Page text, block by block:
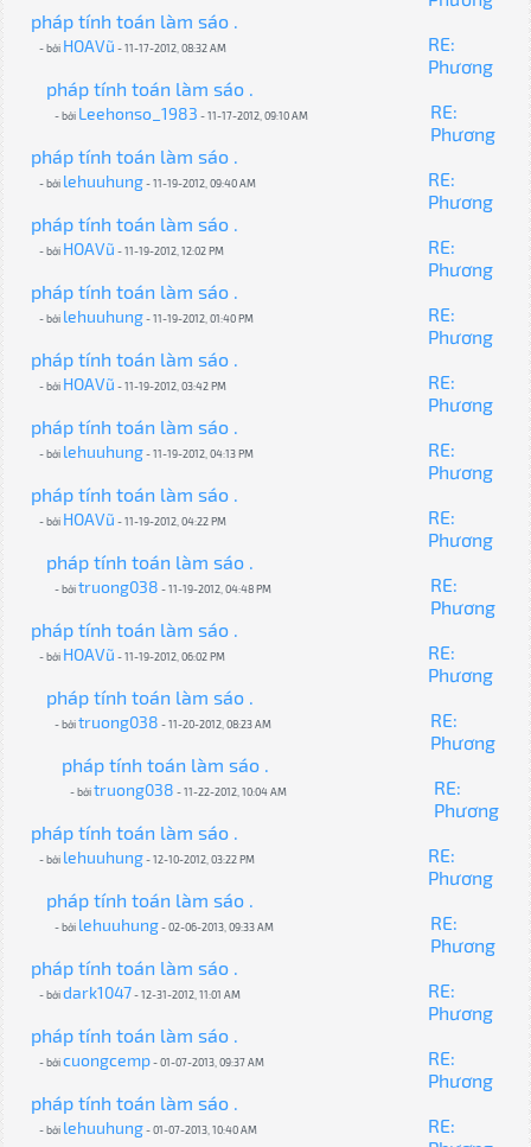
pháp tính toán làm sáo .
- bởi HOAVũ - 11-17-2012, 08:32 AM
RE:
Phương
pháp tính toán làm sáo .
- bởi Leehonso_1983 - 11-17-2012, 09:10 AM
RE:
Phương
pháp tính toán làm sáo .
- bởi lehuuhung- 11-19-2012, 09:40 AM
RE:
Phương
pháp tính toán làm sáo .
- bởi HOAVũ - 11-19-2012, 12:02 PM
RE:
Phương
pháp tính toán làm sáo .
- bởi lehuuhung- 11-19-2012, 01:40 PM
RE:
Phương
pháp tính toán làm sáo .
- bởi HOAVũ - 11-19-2012, 03:42 PM
RE:
Phương
pháp tính toán làm sáo .
- bởi lehuuhung- 11-19-2012, 04:13 PM
RE:
Phương
pháp tính toán làm sáo .
- bởi HOAVũ - 11-19-2012, 04:22 PM
RE:
Phương
pháp tính toán làm sáo .
- bởitruong038 - 11-19-2012, 04:48 PM
RE:
Phương
pháp tính toán làm sáo .
- bởi HOAVũ - 11-19-2012, 06:02 PM
RE:
Phương
pháp tính toán làm sáo .
- bởitruong038 - 11-20-2012, 08:23 AM
RE:
Phương
pháp tính toán làm sáo .
- bởitruong038 - 11-22-2012, 10:04 AM
RE:
Phương
pháp tính toán làm sáo .
- bởi lehuuhung- 12-10-2012, 03:22 PM
RE:
Phương
pháp tính toán làm sáo .
- bởi lehuuhung- 02-06-2013, 09:33 AM
RE:
Phương
pháp tính toán làm sáo .
- bởidark1047 - 12-31-2012, 11:01 AM
RE:
Phương
pháp tính toán làm sáo .
- bởicuongcemp- 01-07-2013, 09:37 AM
RE:
Phương
pháp tính toán làm sáo .
- bởi lehuuhung- 01-07-2013, 10:40 AM
RE: